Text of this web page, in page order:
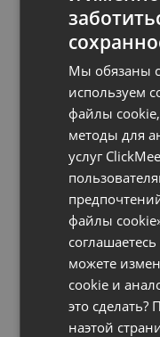
9. Чтение
материала
Даже для
большим
для
вы делаете это
поддерживаете
такое
незамеченным.
смотрит в
Мы обязаны
используем
файлы
методы для
услуг
файлы
можете
cookie и
это
наэтой